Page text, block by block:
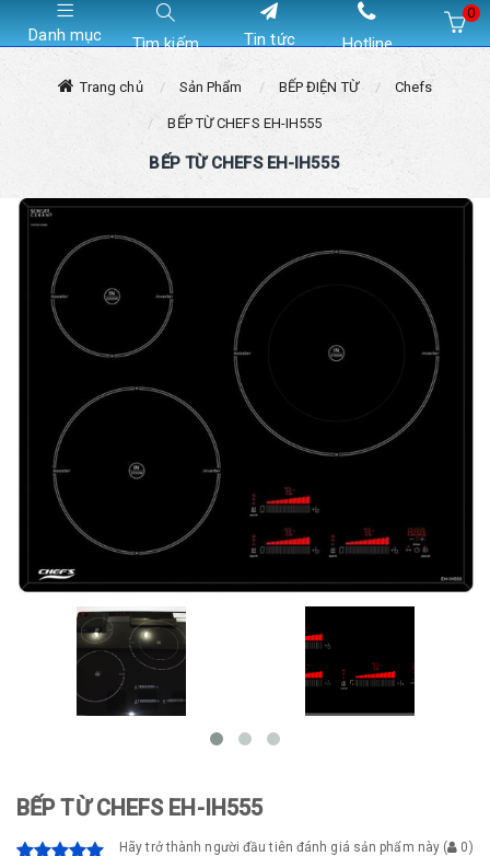
Danh mục Tìm kiếm Tin tức Hotline
0
Trang chủ Sản Phẩm BẾP ĐIỆN TỪ Chefs
BẾP TỪ CHEFS EH-IH555
BẾP TỪ CHEFS EH-IH555
BẾP TỪ CHEFS EH-IH555
Hãy trở thành người đầu tiên đánh giá sản phẩm này ( 0)